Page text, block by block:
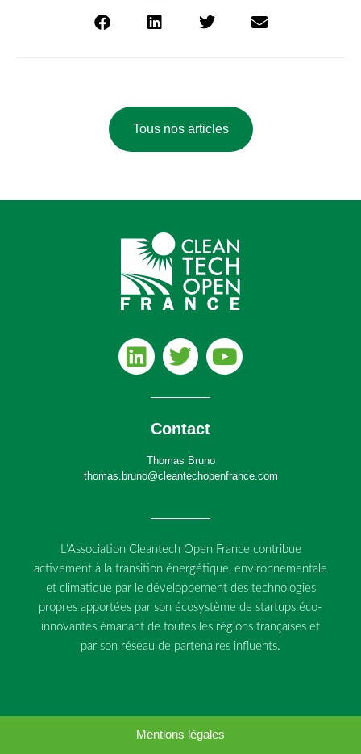
Tous nos articles
Contact
Thomas Bruno
thomas.bruno@cleantechopenfrance.com
L’Association Cleantech Open France contribue
activement à la transition énergétique, environnementale
et climatique par le développement des technologies
propres apportées par son écosystème de startups éco-
innovantes émanant de toutes les régions françaises et
par son réseau de partenaires influents.
Mentions légales